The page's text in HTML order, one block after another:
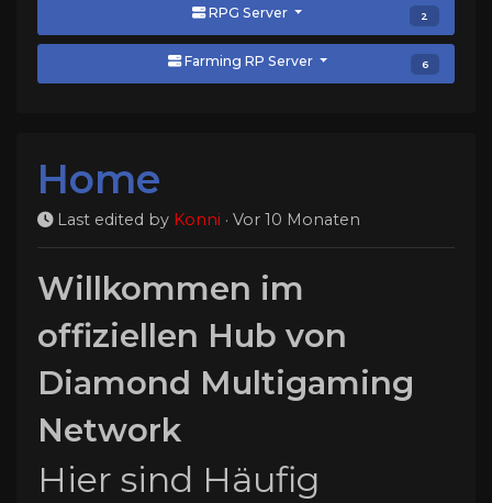
RPG Server 2
Farming RP Server 6
Home
Last edited by Konni · Vor 10 Monaten
Willkommen im
offiziellen Hub von
Diamond Multigaming
Network
Hier sind Häufig